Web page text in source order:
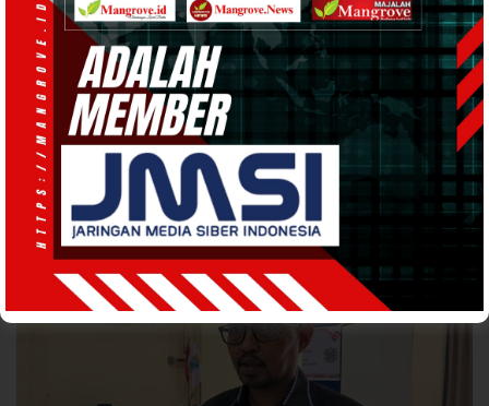
PENDIDIKAN· 24 Apr 202613:52WIB·
Pemimpin SMK Taruna Kasuari Harus
Berlatar Belakang Militer, Sase Beri
Penjelasan